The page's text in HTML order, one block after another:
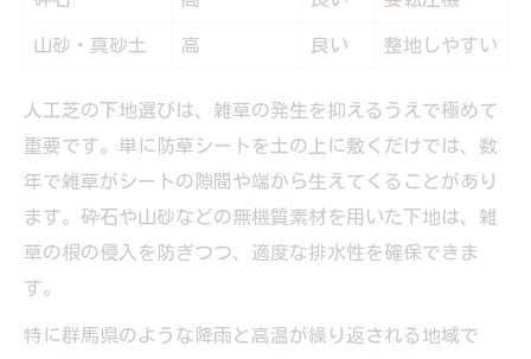
山砂・真砂土 高 良い 整地しやすい
人工芝の下地選びは、雑草の発生を抑えるうえで極めて
重要です。単に防草シートを土の上に敷くだけでは、数
年で雑草がシートの隙間や端から生えてくることがあり
ます。砕石や山砂などの無機質素材を用いた下地は、雑
草の根の侵入を防ぎつつ、適度な排水性を確保できま
す。
特に群馬県のような降雨と高温が繰り返される地域で